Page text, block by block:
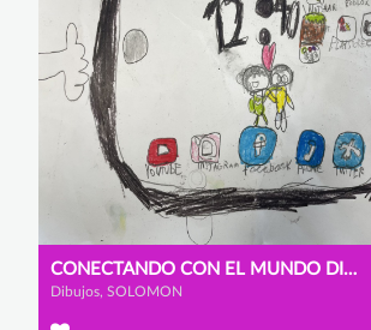
CONECTANDO CON EL MUNDO DIGITAL
Dibujos, SOLOMON